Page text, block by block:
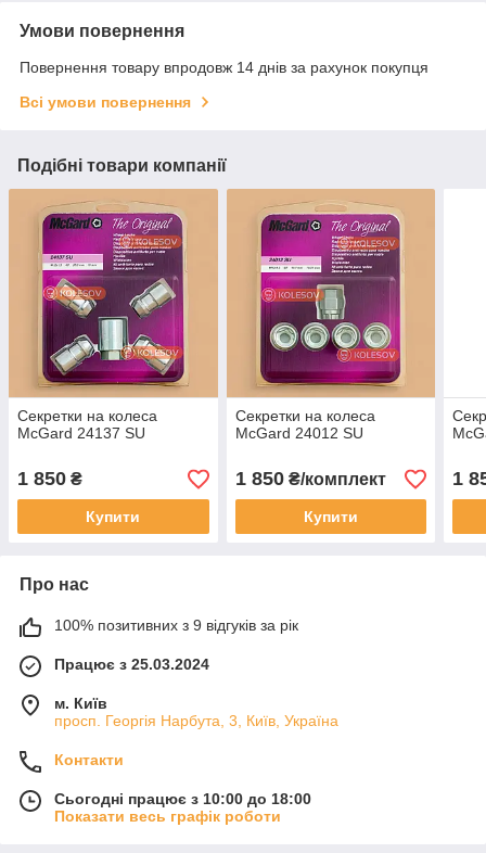
Умови повернення
Повернення товару впродовж 14 днів за рахунок покупця
Всі умови повернення
Подібні товари компанії
Секретки на колеса
McGard 24137 SU
1 850 ₴
Купити
Секретки на колеса
McGard 24012 SU
1 850₴/комплект
Купити
1
Про нас
100% позитивних з 9 відгуків за рік
Працює з 25.03.2024
м. Київ
просп. Георгія Нарбута, 3, Київ, Україна
Контакти
Сьогодні працює з 10:00 до 18:00
Показати весь графік роботи